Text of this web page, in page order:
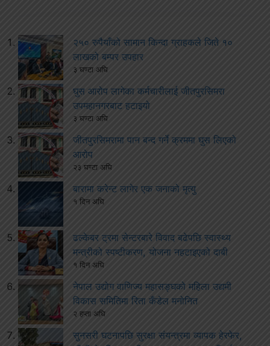
२५० रुपैयाँको सामान किन्दा ग्राहकले जिते १०
लाखको बम्पर उपहार
३ घण्टा अघि
घुस आरोप लागेका कर्मचारीलाई जीतपुरसिमरा
उपमहानगरबाट हटाइयो
३ घण्टा अघि
जीतपुरसिमरामा पान बन्द गर्ने क्रममा घुस लिएको
आरोप
२३ घण्टा अघि
बारामा करेन्ट लागेर एक जनाको मृत्यु
१ दिन अघि
ढल्केबर ट्रमा सेन्टरबारे विवाद बढेपछि स्वास्थ्य
मन्त्रीको स्पष्टीकरण, योजना नहटाइएको दाबी
१ दिन अघि
नेपाल उद्योग वाणिज्य महासङ्घको महिला उद्यमी
विकास समितिमा रिता कँडेल मनोनित
२ हप्ता अघि
सुनसरी घटनापछि सुरक्षा संयन्त्रमा व्यापक हेरफेर,